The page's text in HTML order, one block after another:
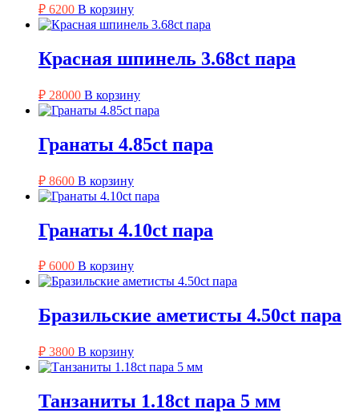
₽ 6200 В корзину
Красная шпинель 3.68ct пара
₽ 28000 В корзину
Гранаты 4.85ct пара
₽ 8600 В корзину
Гранаты 4.10ct пара
₽ 6000 В корзину
Бразильские аметисты 4.50ct пара
₽ 3800 В корзину
Танзаниты 1.18ct пара 5 мм